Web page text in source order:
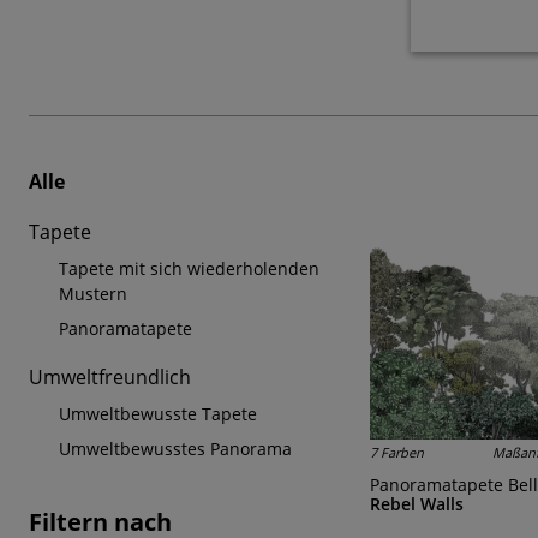
Alle
Tapete
Tapete mit sich wiederholenden
Mustern
Panoramatapete
Umweltfreundlich
Umweltbewusste Tapete
Umweltbewusstes Panorama
Filtern nach
7 Farben
Panoramatapete
Rebel Walls